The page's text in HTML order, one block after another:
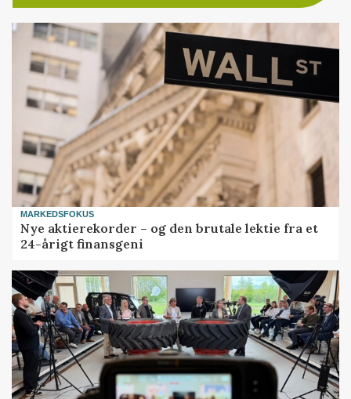
MARKEDSFOKUS
Nye aktierekorder – og den brutale lektie fra et
24-årigt finansgeni